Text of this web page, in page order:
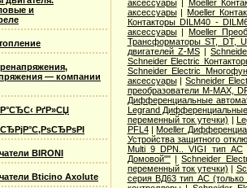
и
— компании
РґР»СЏ
BIRONI
Bticino Axolute
аксессуары| Moeller
аксессуары|Moeller
Контакторы DILM40 -
аксессуары|Moeller
Трансформаторы ST, DT,
двигателей Z-MS|
Schneider Electric
Schneider Electric
аксессуары|Schneider
преобразователи M-MAX,
Дифференциальные
Legrand
переменный ток утечки) |
PFL4|Moeller
Устройства защитного
Multi 9 DPN.. VIGI тип AС
Домовой""|Schneider
переменный ток утечки) |
серия ВД63 тип АС (только